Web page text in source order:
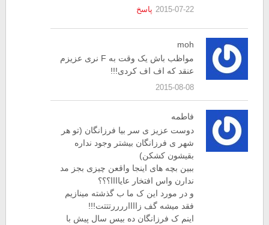
2015-07-22 پاسخ
moh
مواظب باش یک وقت به F نری عزیزم
عنقد که اف اف کردی!!!
2015-08-08
فاطمه
دوست عزیز ی سر بیا فرزانگان (تو هر
شهر ی فرزانگان بیشتر وجود نداره
بقیشون کشکن)
ببین بچه های اینجا واقعن چیزی بجز مد
ندارن واس افتخار عایاااا؟؟؟
و در مورد این ک ما ب گذشته مینازیم
فقد میشه گف زااااررررتتتت!!!
اینم ک فرزانگان ده بیس سال پیش با